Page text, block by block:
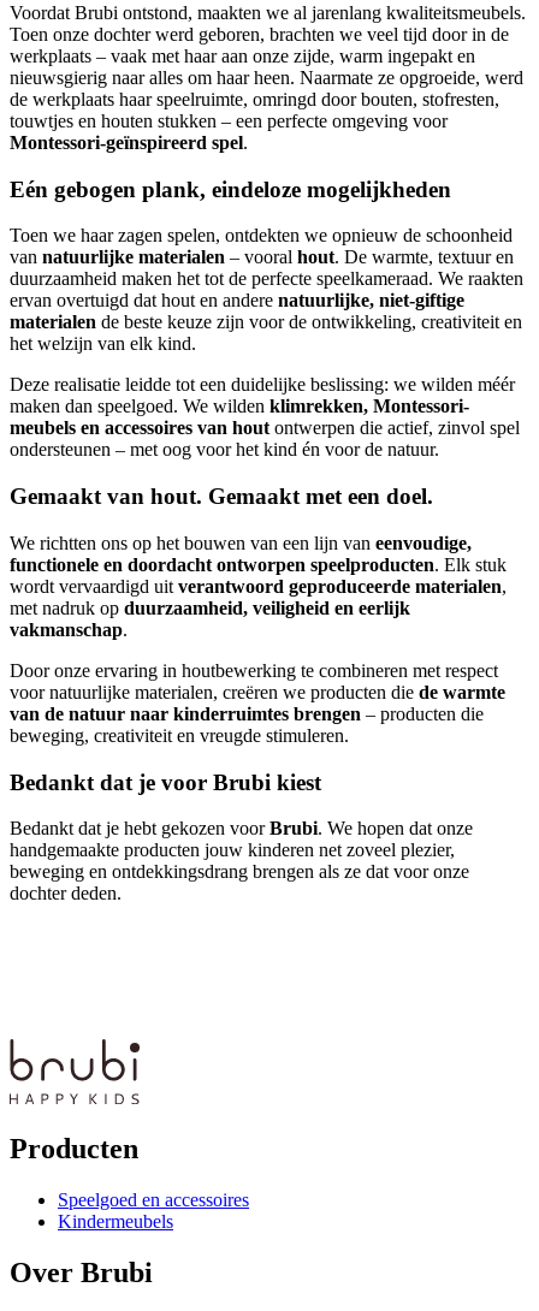
Voordat Brubi ontstond, maakten we al jarenlang kwaliteitsmeubels.
Toen onze dochter werd geboren, brachten we veel tijd door in de
werkplaats – vaak met haar aan onze zijde, warm ingepakt en
nieuwsgierig naar alles om haar heen. Naarmate ze opgroeide, werd
de werkplaats haar speelruimte, omringd door bouten, stofresten,
touwtjes en houten stukken – een perfecte omgeving voor
Montessori-geïnspireerd spel.
Eén gebogen plank, eindeloze mogelijkheden
Toen we haar zagen spelen, ontdekten we opnieuw de schoonheid
van natuurlijke materialen – vooral hout. De warmte, textuur en
duurzaamheid maken het tot de perfecte speelkameraad. We raakten
ervan overtuigd dat hout en andere natuurlijke, niet-giftige
materialen de beste keuze zijn voor de ontwikkeling, creativiteit en
het welzijn van elk kind.
Deze realisatie leidde tot een duidelijke beslissing: we wilden méér
maken dan speelgoed. We wilden klimrekken, Montessori-
meubels en accessoires van hout ontwerpen die actief, zinvol spel
ondersteunen – met oog voor het kind én voor de natuur.
Gemaakt van hout. Gemaakt met een doel.
We richtten ons op het bouwen van een lijn van eenvoudige,
functionele en doordacht ontworpen speelproducten. Elk stuk
wordt vervaardigd uit verantwoord geproduceerde materialen,
met nadruk op duurzaamheid, veiligheid en eerlijk
vakmanschap.
Door onze ervaring in houtbewerking te combineren met respect
voor natuurlijke materialen, creëren we producten die de warmte
van de natuur naar kinderruimtes brengen – producten die
beweging, creativiteit en vreugde stimuleren.
Bedankt dat je voor Brubi kiest
Bedankt dat je hebt gekozen voorBrubi. We hopen dat onze
handgemaakte producten jouw kinderen net zoveel plezier,
beweging en ontdekkingsdrang brengen als ze dat voor onze
dochter deden.
Producten
Speelgoed en accessoires
Kindermeubels
Over Brubi